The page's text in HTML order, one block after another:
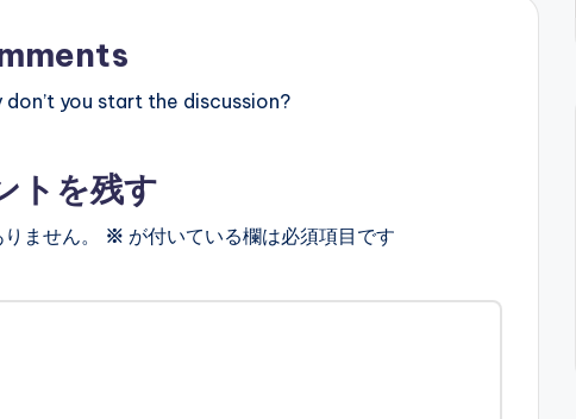
you start the discussion?
トを残す
ません。 ※ が付いている欄は必須項目です